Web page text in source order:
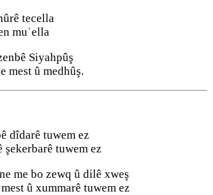
tecella
muˈella
Siyahpûş
mest û medhûş.
dîdarê tuwem ez
şekerbarê tuwem ez
me bo zewq û dilê xweş
û xummarê tuwem ez